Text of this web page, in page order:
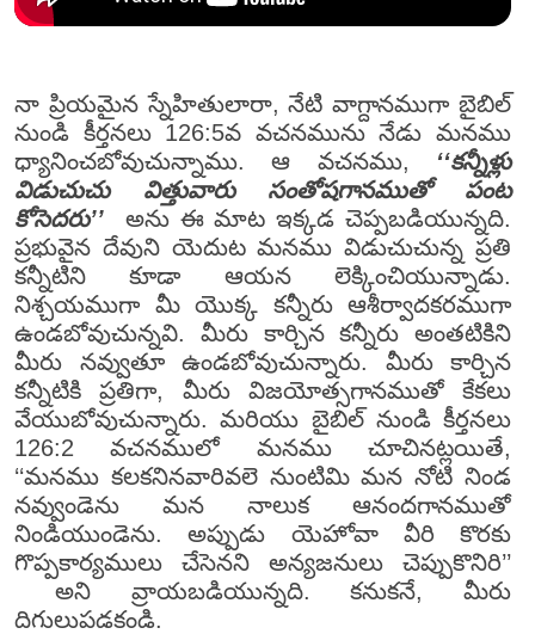
నా ప్రియమైన స్నేహితులారా, నేటి వాగ్దానముగా బైబిల్
నుండి కీర్తనలు 126:5వ వచనమును నేడు మనము
ధ్యానించబోవుచున్నాము. ఆ వచనము, ‘‘కన్నీళ్లు
విడుచుచు విత్తువారు సంతోషగానముతో పంట
కోసెదరు’’ అను ఈ మాట ఇక్కడ చెప్పబడియున్నది.
ప్రభువైన దేవుని యెదుట మనము విడుచుచున్న ప్రతి
కన్నీటిని కూడా ఆయన లెక్కించియున్నాడు.
నిశ్చయముగా మీ యొక్క కన్నీరు ఆశీర్వాదకరముగా
ఉండబోవుచున్నవి. మీరు కార్చిన కన్నీరు అంతటికిని
మీరు నవ్వుతూ ఉండబోవుచున్నారు. మీరు కార్చిన
కన్నీటికి ప్రతిగా, మీరు విజయోత్సగానముతో కేకలు
వేయుబోవుచున్నారు. మరియు బైబిల్ నుండి కీర్తనలు
126:2 వచనములో మనము చూచినట్లయితే,
‘‘మనము కలకనినవారివలె నుంటిమి మన నోటి నిండ
నవ్వుండెను మన నాలుక ఆనందగానముతో
నిండియుండెను. అప్పుడు యెహోవా వీరి కొరకు
గొప్పకార్యములు చేసెనని అన్యజనులు చెప్పుకొనిరి’’
అని వ్రాయబడియున్నది. కనుకనే, మీరు
దిగులుపడకండి.